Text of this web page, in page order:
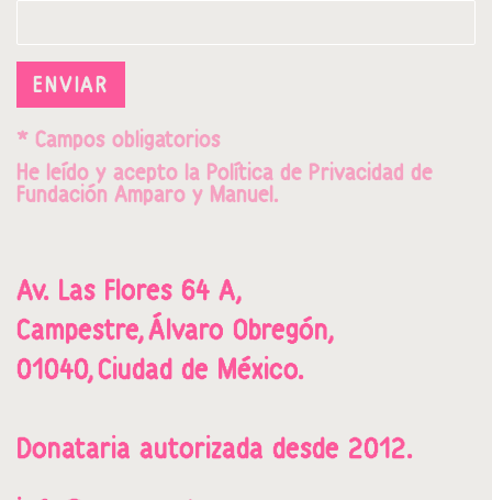
ENVIAR
* Campos obligatorios
He leído y acepto la Política de Privacidad de
Fundación Amparo y Manuel.
Av. Las Flores 64 A,
Campestre,Álvaro Obregón,
01040, Ciudad de México.
Donataria autorizada desde 2012.